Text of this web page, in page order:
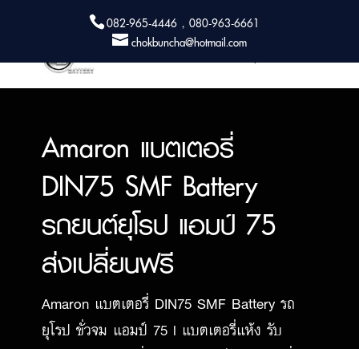
082-965-4446 , 080-963-6661
chokbuncha@hotmail.com
Amaron แบตเตอรี่
DIN75 SMF Battery
รถยนต์ยุโรป แอมป์ 75
ส่งเปลี่ยนฟรี
Amaron แบตเตอรี่ DIN75 SMF Battery รถ
ยุโรป ขั่วจม แอมป์ 75 l แบตเตอรี่แห้ง รับ